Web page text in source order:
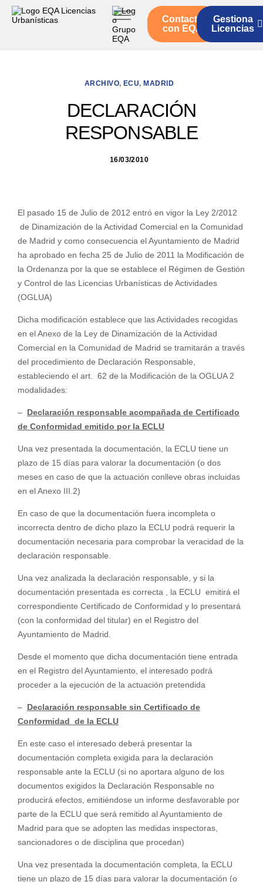
Servicios
Contacto
con EQA
Gestiona
Licencias
ARCHIVO, ECU, MADRID
DECLARACIÓN
RESPONSABLE
16/03/2010
El pasado 15 de Julio de 2012 entró en vigor la Ley 2/2012
de Dinamización de la Actividad Comercial en la Comunidad
de Madrid y como consecuencia el Ayuntamiento de Madrid
ha aprobado en fecha 25 de Julio de 2011 la Modificación de
la Ordenanza por la que se establece el Régimen de Gestión
y Control de las Licencias Urbanísticas de Actividades
(OGLUA)
Dicha modificación establece que las Actividades recogidas
en el Anexo de la Ley de Dinamización de la Actividad
Comercial en la Comunidad de Madrid se tramitarán a través
del procedimiento de Declaración Responsable,
estableciendo el art. 62 de la Modificación de la OGLUA 2
modalidades:
– Declaración responsable acompañada de Certificado
de Conformidad emitido por la ECLU
Una vez presentada la documentación, la ECLU tiene un
plazo de 15 días para valorar la documentación (o dos
meses en caso de que la actuación conlleve obras incluidas
en el Anexo III.2)
En caso de que la documentación fuera incompleta o
incorrecta dentro de dicho plazo la ECLU podrá requerir la
documentación necesaria para comprobar la veracidad de la
declaración responsable.
Una vez analizada la declaración responsable, y si la
documentación presentada es correcta , la ECLU emitirá el
correspondiente Certificado de Conformidad y lo presentará
(con la conformidad del titular) en el Registro del
Ayuntamiento de Madrid.
Desde el momento que dicha documentación tiene entrada
en el Registro del Ayuntamiento, el interesado podrá
proceder a la ejecución de la actuación pretendida
– Declaración responsable sin Certificado de
Conformidad de la ECLU
En este caso el interesado deberá presentar la
documentación completa exigida para la declaración
responsable ante la ECLU (si no aportara alguno de los
documentos exigidos la Declaración Responsable no
producirá efectos, emitiéndose un informe desfavorable por
parte de la ECLU que será remitido al Ayuntamiento de
Madrid para que se adopten las medidas inspectoras,
sancionadores o de disciplina que procedan)
Una vez presentada la documentación completa, la ECLU
tiene un plazo de 15 días para valorar la documentación (o